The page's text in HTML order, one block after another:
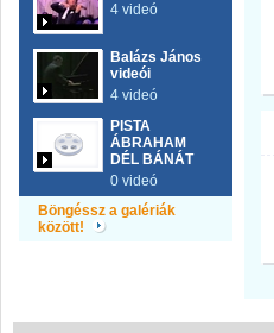
4 videó
Balázs János
videói
4 videó
PISTA
ÁBRAHAM
DÉL BÁNÁT
0 videó
Böngéssz a galériák
között!